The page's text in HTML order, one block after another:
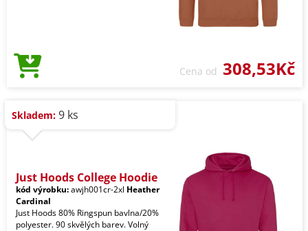
Cena od 308,53Kč
Skladem: 9 ks
Just Hoods College Hoodie
kód výrobku:awjh001cr-2xl Heather
Cardinal
Just Hoods 80% Ringspun bavlna/20%
polyester. 90 skvělých barev. Volný